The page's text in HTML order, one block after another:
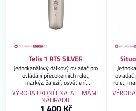
Telis 1 RTS SILVER
Jednokanálový dálkový ovladač pro
ovládání předokenních rolet,
markýz, žaluzií, osvětlení,
garážových vrat či vjezdových bran.
Záruka 2 roky.
VÝROBA UKONČENA, ALE MÁME
NÁHRADU!
1 400 Kč
Situo
ovladač
rolet,
io-